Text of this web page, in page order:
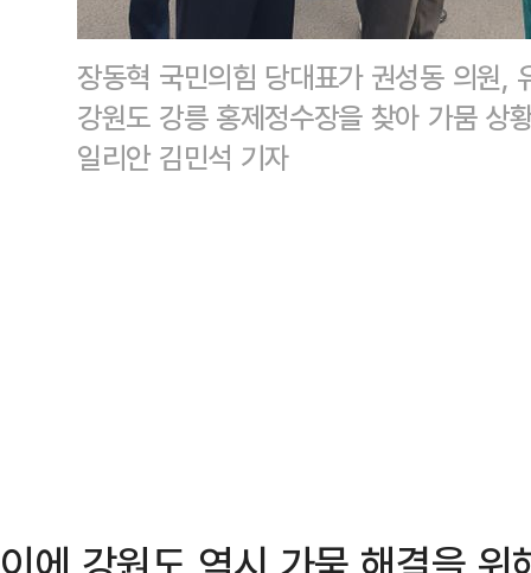
장동혁 국민의힘 당대표가 권성동 의원,
강원도 강릉 홍제정수장을 찾아 가뭄
일리안 김민석 기자